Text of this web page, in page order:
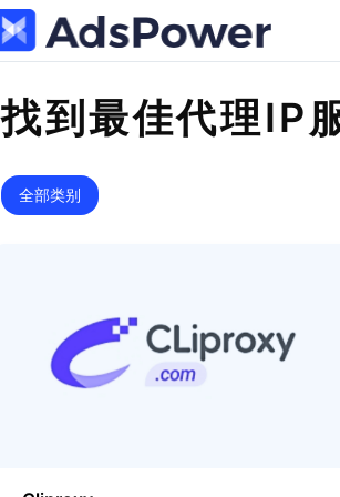
找到最佳代理IP
全部类别